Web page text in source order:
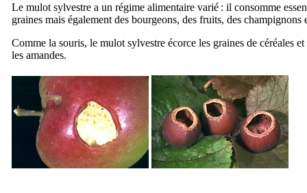
Le mulot sylvestre a un régime alimentaire varié : il consomme
graines mais également des bourgeons, des fruits, des champignons
Comme la souris, le mulot sylvestre écorce les graines de céréales
les amandes.